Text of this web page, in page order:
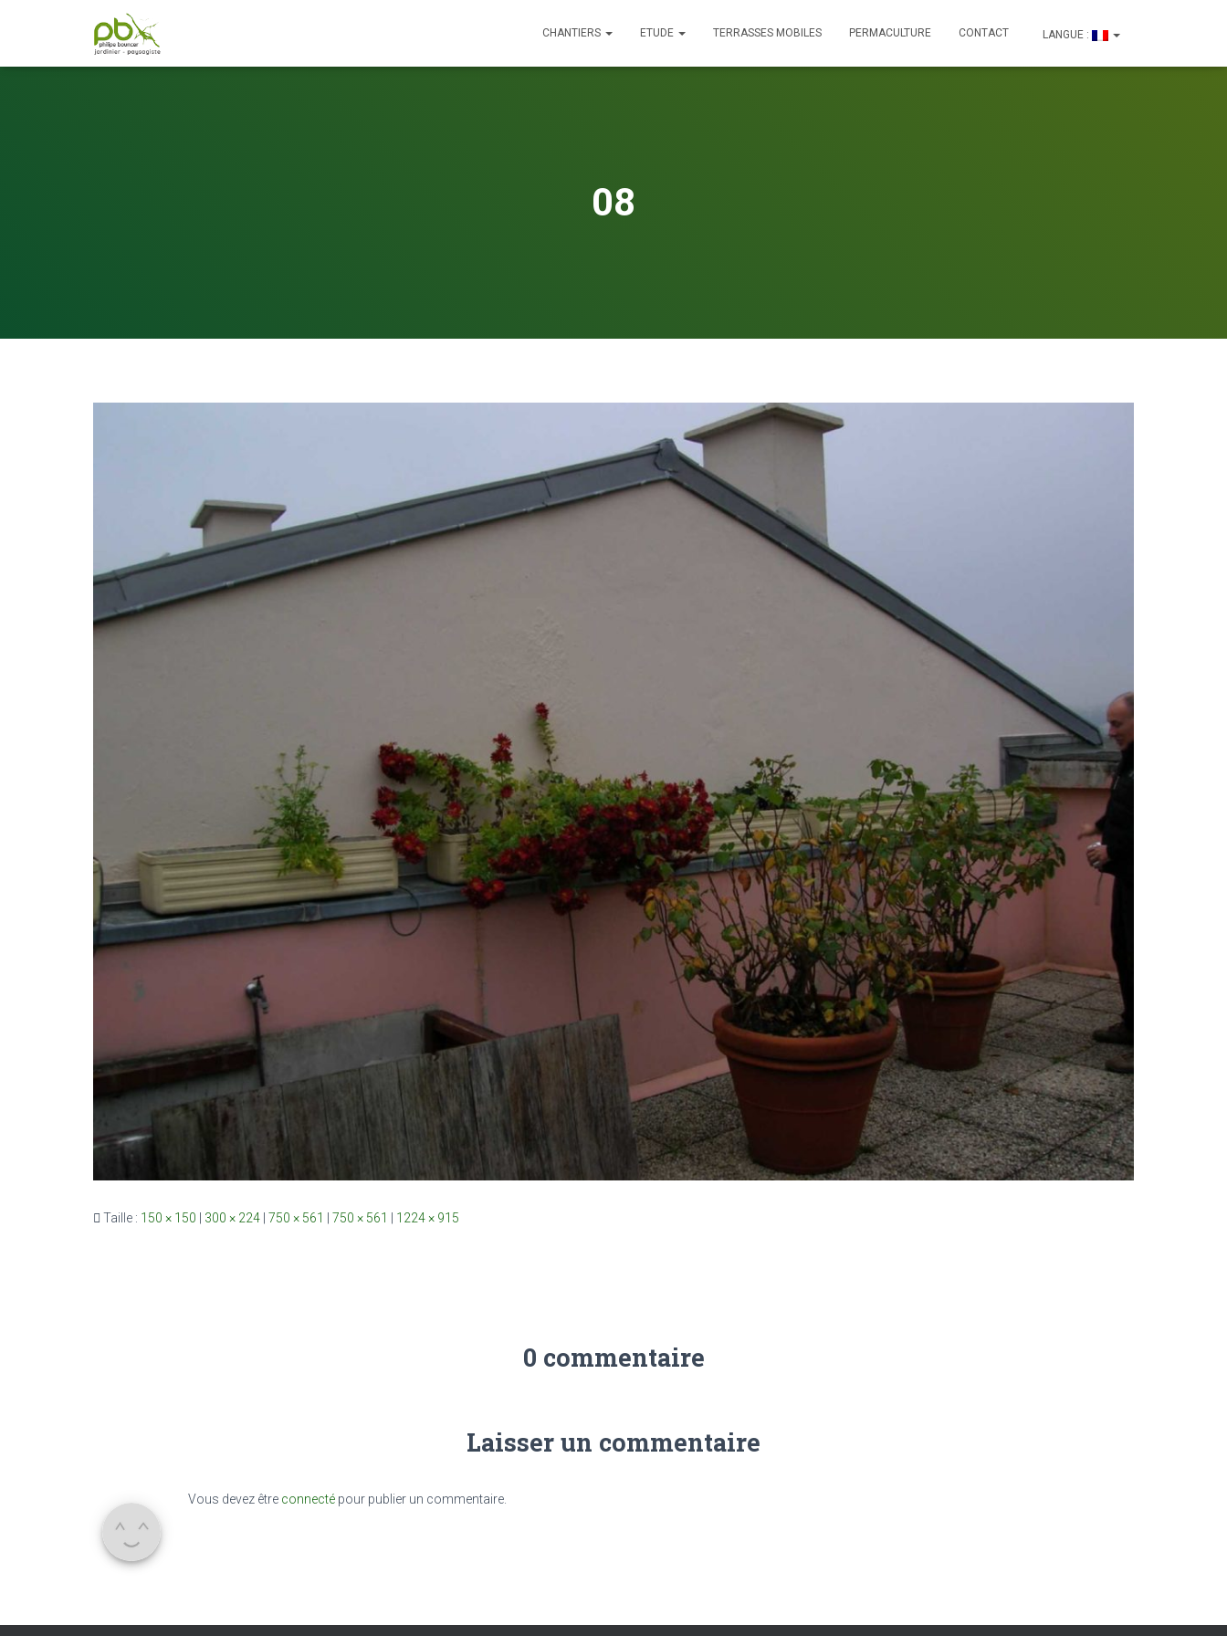
CHANTIERS ETUDE TERRASSES MOBILES PERMACULTURE CONTACT LANGUE :
08
Taille : 150 × 150 300 × 224 750 × 561 750 × 561 1224 × 915
0 commentaire
Laisser un commentaire
Vous devez être connecté pour publier un commentaire.